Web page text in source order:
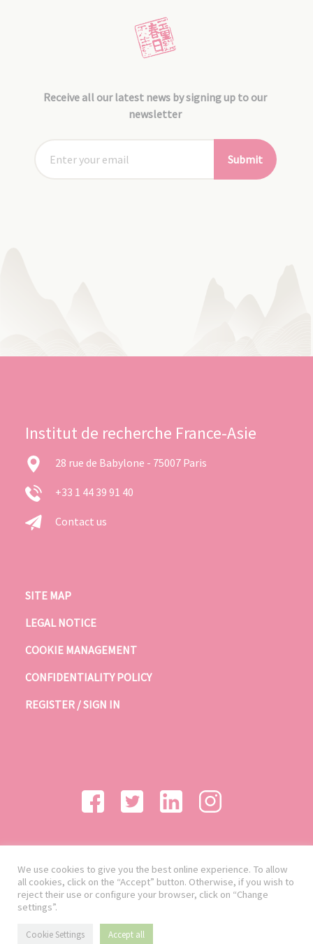
Receive all our latest news by signing up to our
newsletter
Submit
Institut de recherche France-Asie
28 rue de Babylone - 75007 Paris
+33 1 44 39 91 40
Contact us
SITE MAP
LEGAL NOTICE
COOKIE MANAGEMENT
CONFIDENTIALITY POLICY
REGISTER / SIGN IN
We use cookies to give you the best online experience. To allow
all cookies, click on the “Accept” button. Otherwise, if you wish to
reject their use or configure your browser, click on “Change
settings”.
Cookie Settings Accept all